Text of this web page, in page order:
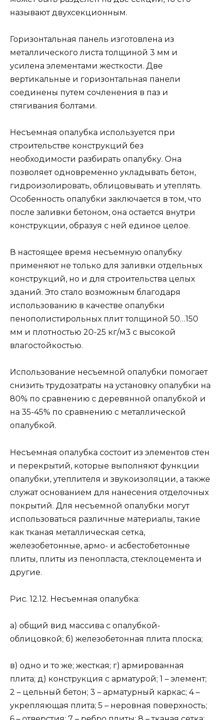
называют двухсекционным.
Горизонтальная панель изготовлена из
металлического листа толщиной 3 мм и
усилена элементами жесткости. Две
вертикальные и горизонтальная панели
соединены путем сочленения в паз и
стягивания болтами.
Несъемная опалубка используется при
строительстве конструкций без
необходимости разбирать опалубку. Она
позволяет одновременно укладывать бетон,
гидроизолировать, облицовывать и утеплять.
Особенность опалубки заключается в том, что
после заливки бетоном, она остается внутри
конструкции, образуя с ней единое целое.
В настоящее время несъемную опалубку
применяют не только для заливки отдельных
конструкций, но и для строительства целых
зданий. Это стало возможным благодаря
использованию в качестве опалубки
пенополистирольных плит толщиной 50…150
мм и плотностью 20-25 кг/м3 с высокой
влагостойкостью.
Использование несъемной опалубки помогает
снизить трудозатраты на установку опалубки на
80% по сравнению с деревянной опалубкой и
на 35-45% по сравнению с металлической
опалубкой.
Несъемная опалубка состоит из элементов стен
и перекрытий, которые выполняют функции
опалубки, утеплителя и звукоизоляции, а также
служат основанием для нанесения отделочных
покрытий. Для несъемной опалубки могут
использоваться различные материалы, такие
как тканая металлическая сетка,
железобетонные, армо- и асбестобетонные
плиты, плиты из пенопласта, стеклоцемента и
другие.
Рис. 12.12. Несъемная опалубка:
а) общий вид массива с опалубкой-
облицовкой; б) железобетонная плита плоска;
в) одно и то же; жесткая; г) армированная
плита; д) конструкция с арматурой; 1 – элемент;
2 – цельный бетон; 3 – арматурный каркас; 4 –
укрепляющая плита; 5 – неровная поверхность;